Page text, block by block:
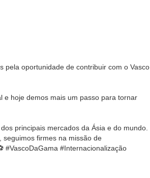
pela oportunidade de contribuir com o Vasco
e hoje demos mais um passo para tornar
principais mercados da Ásia e do mundo.
seguimos firmes na missão de
#VascoDaGama #Internacionalização